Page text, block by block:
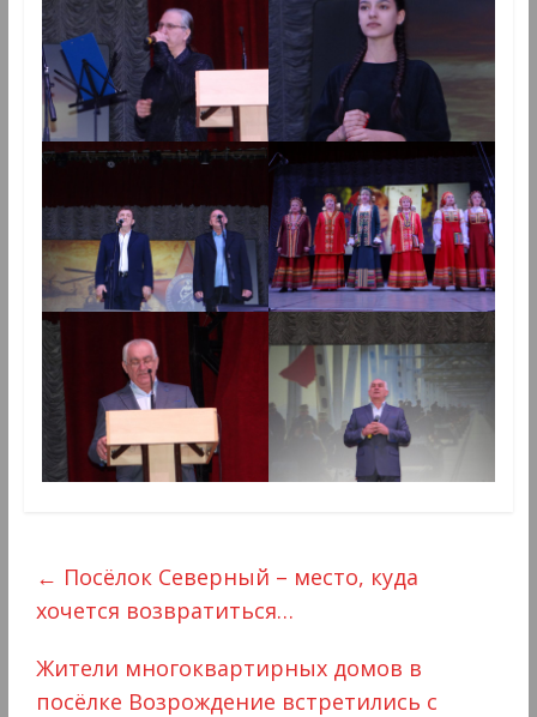
← Посёлок Северный – место, куда
хочется возвратиться…
Жители многоквартирных домов в
посëлке Возрождение встретились с